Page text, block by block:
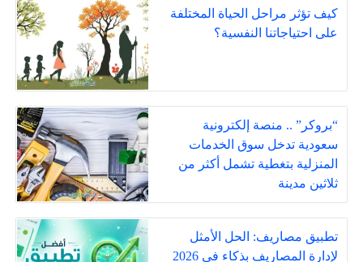
كيف تؤثر مراحل الحياة المختلفة
على احتياجاتنا النفسية؟
“بروكر” .. منصة إلكترونية
سعودية تدخل سوق الخدمات
المنزلية بتغطية تشمل أكثر من
ثلاثين مدينة
تطبيق مصاريف: الحل الأمثل
لإدارة المصاريف بذكاء في 2026